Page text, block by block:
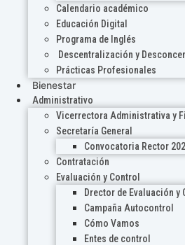
Calendario académico
Educación Digital
Programa de Inglés
Descentralización y
Prácticas Profesionales
Bienestar
Administrativo
Vicerrectora Administrativa y
Secretaría General
Convocatoria Rector
Contratación
Evaluación y Control
Drector de Evaluación y
Campaña Autocontrol
Cómo Vamos
Entes de control